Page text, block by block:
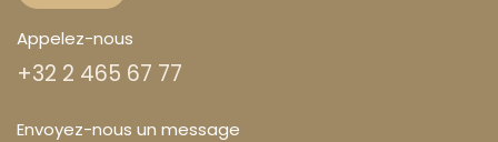
Appelez-nous
+32 2 465 67 77
Envoyez-nous un message